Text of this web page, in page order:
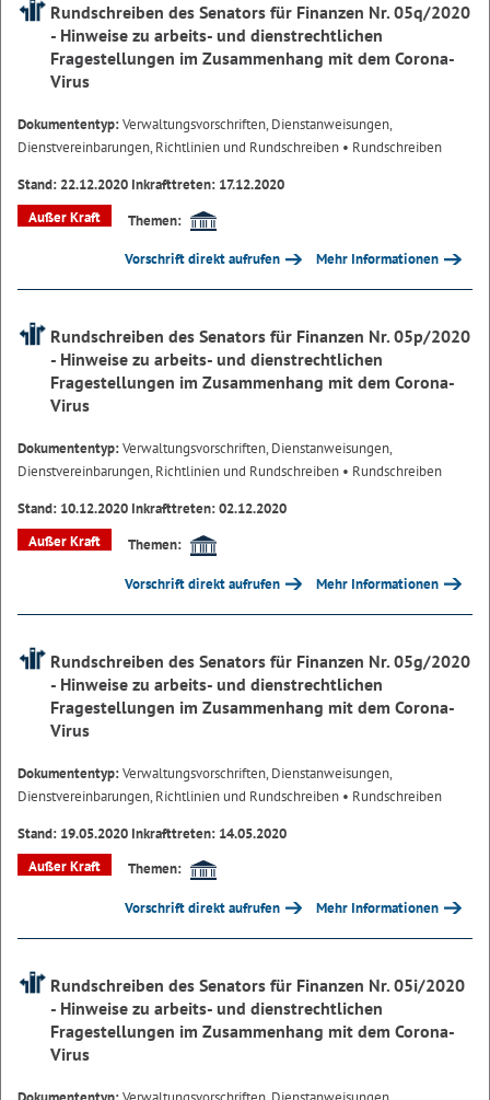
Rundschreiben des Senators für Finanzen Nr. 05q/2020
- Hinweise zu arbeits- und dienstrechtlichen
Fragestellungen im Zusammenhang mit dem Corona-
Virus
Dokumententyp:Verwaltungsvorschriften, Dienstanweisungen,
Dienstvereinbarungen, Richtlinien und Rundschreiben • Rundschreiben
Stand: 22.12.2020 Inkrafttreten: 17.12.2020
Außer Kraft
Themen:
Vorschrift direkt aufrufen Mehr Informationen
Rundschreiben des Senators für Finanzen Nr. 05p/2020
- Hinweise zu arbeits- und dienstrechtlichen
Fragestellungen im Zusammenhang mit dem Corona-
Virus
Dokumententyp:Verwaltungsvorschriften, Dienstanweisungen,
Dienstvereinbarungen, Richtlinien und Rundschreiben • Rundschreiben
Stand: 10.12.2020 Inkrafttreten: 02.12.2020
Außer Kraft
Themen:
Vorschrift direkt aufrufen Mehr Informationen
Rundschreiben des Senators für Finanzen Nr. 05g/2020
- Hinweise zu arbeits- und dienstrechtlichen
Fragestellungen im Zusammenhang mit dem Corona-
Virus
Dokumententyp:Verwaltungsvorschriften, Dienstanweisungen,
Dienstvereinbarungen, Richtlinien und Rundschreiben • Rundschreiben
Stand: 19.05.2020 Inkrafttreten: 14.05.2020
Außer Kraft
Themen:
Vorschrift direkt aufrufen Mehr Informationen
Rundschreiben des Senators für Finanzen Nr. 05i/2020
- Hinweise zu arbeits- und dienstrechtlichen
Fragestellungen im Zusammenhang mit dem Corona-
Virus